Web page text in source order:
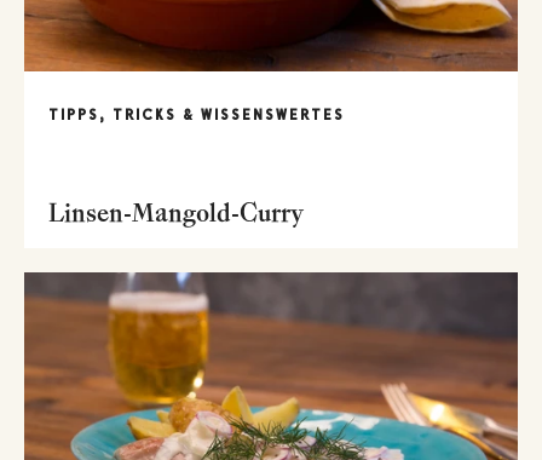
TIPPS, TRICKS & WISSENSWERTES
Linsen-Mangold-Curry